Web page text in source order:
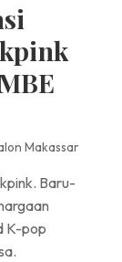
Makassar
Baru-
K-pop